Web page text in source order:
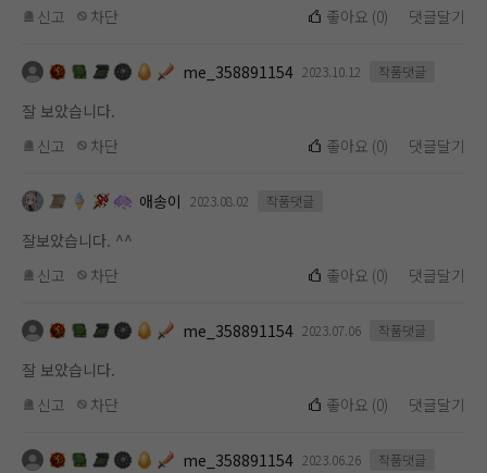
신고
차단 좋아요 (0) 댓글달기
me_358891154 2023.10.12 작품댓글
잘 보았습니다.
신고
차단 좋아요 (0) 댓글달기
애송이 2023.08.02 작품댓글
잘보았습니다. ^^
신고
차단 좋아요 (0) 댓글달기
me_358891154 2023.07.06 작품댓글
잘 보았습니다.
신고
차단 좋아요 (0) 댓글달기
me_358891154 2023.06.26 작품댓글